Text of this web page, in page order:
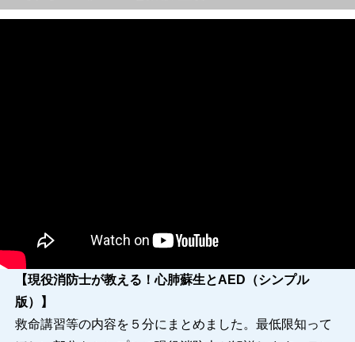
【現役消防士が教える！心肺蘇生とAED（シンプル
版）】
救命講習等の内容を５分にまとめました。最低限知って